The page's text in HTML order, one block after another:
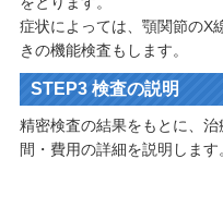
症状によっては、顎関節のX
きの機能検査もします。
STEP3 検査の説明
精密検査の結果をもとに、治
間・費用の詳細を説明します